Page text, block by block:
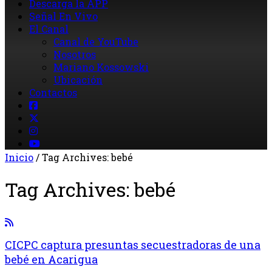
Descarga la APP
Señal En Vivo
El Canal
Canal de YouTube
Nosotros
Mariano Kossowski
Ubicación
Contactos
Inicio/Tag Archives: bebé
Tag Archives:bebé
CICPC captura presuntas secuestradoras de una
bebé en Acarigua